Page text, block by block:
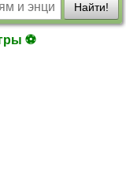
Найти!
⚽